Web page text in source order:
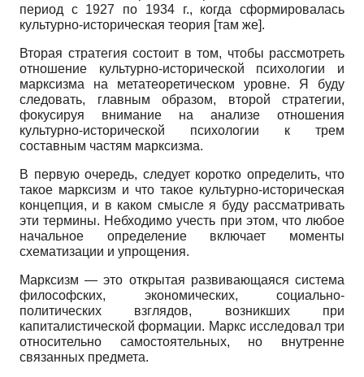
период с 1927 по 1934 г., когда сформировалась
культурно-историческая теория [там же].
Вторая стратегия состоит в том, чтобы рассмотреть
отношение культурно-исторической психологии и
марксизма на метатеоретическом уровне. Я буду
следовать, главным образом, второй стратегии,
фокусируя внимание на анализе отношения
культурно-исторической психологии к трем
составным частям марксизма.
В первую очередь, следует коротко определить, что
такое марксизм и что такое культурно-историческая
концепция, и в каком смысле я буду рассматривать
эти термины. Небходимо учесть при этом, что любое
начальное определение включает моменты
схематизации и упрощения.
Марксизм — это открытая развивающаяся система
философских, экономических, социально-
политических взглядов, возникших при
капиталистической формации. Маркс исследовал три
относительно самостоятельных, но внутренне
связанных предмета.